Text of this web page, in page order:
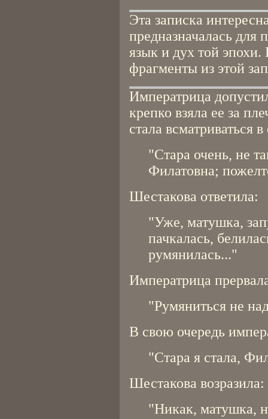
Эта записка
предназначалась для
язык и дух той
фрагменты из этой
Императрица
крепко взяла ее за
стала всматриваться
"Стара очень, не
Филатовна;
Шестакова ответила:
"Уже, матушка,
пачкалась,
румянилась..."
Императрица
"Румяниться не
В свою очередь
"Стара я стала,
Шестакова возразила:
"Никак, матушка,